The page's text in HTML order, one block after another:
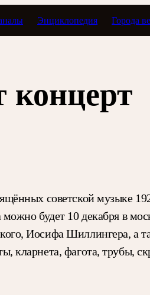
Энциклопедия Города
концерт
советской музыке
будет 10 декабря в
Иосифа Шиллингера, а
фагота, трубы,